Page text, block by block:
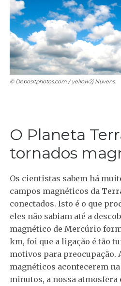
© Depositphotos.com / yellow2jNuvens.
O Planeta
tornados
Os cientistas sabem há
campos magnéticos da
conectados. Isto é o que
eles não sabiam até a
magnético de Mercúrio
km, foi que a ligação é tão
motivos para preocupação.
magnéticos acontecerem
minutos, a nossa atmosfera